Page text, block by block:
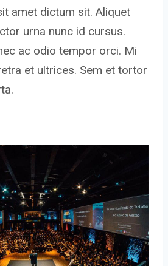
amet dictum sit. Aliquet
urna nunc id cursus.
ac odio tempor orci. Mi
et ultrices. Sem et tortor